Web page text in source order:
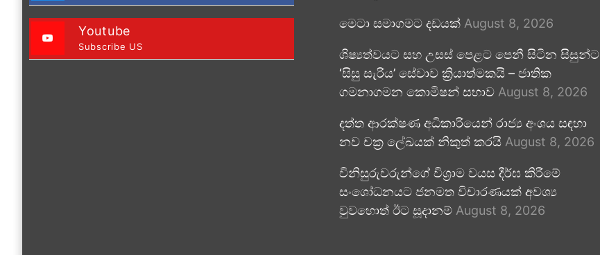
Youtube
Subscribe US
මෙටා සමාගමට දඩයක් August 8, 2026
ශිෂ්‍යත්වයට සහ උසස් පෙළට පෙනී සිටින සිසුන්ට
‘සිසු සැරිය’ සේවාව ක්‍රියාත්මකයි – ජාතික
ගමනාගමන කොමිෂන් සභාව August 8, 2026
දත්ත ආරක්ෂණ අධිකාරියෙන් රාජ්‍ය අංශය සඳහා
නව චක්‍ර ලේඛයක් නිකුත් කරයි August 8, 2026
විනිසුරුවරුන්ගේ විශ්‍රාම වයස දීර්ඝ කිරීමේ
සංශෝධනයට ජනමත විචාරණයක් අවශ්‍ය
වුවහොත් ඊට සූදානම් August 8, 2026